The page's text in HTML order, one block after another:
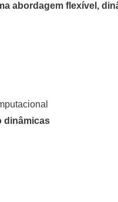
abordagem flexível,
dinâmicas